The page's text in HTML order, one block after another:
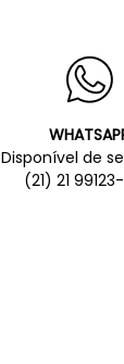
Disponível de
(21) 21